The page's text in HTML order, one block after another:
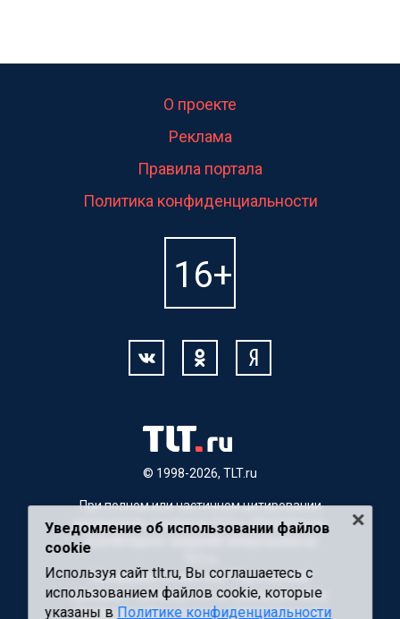
© 1998-2026, TLT.ru
О проекте
Реклама
Правила портала
Политика конфиденциальности
При полном или частичном цитировании
материалов, ссылка на TLT.ru обязательна.
Для Интернет-изданий гиперссылка на
Материалы с пометкой "Партнерский
материал" публикуются на правах рекламы.
Редакция сайта не несет ответственности
Уведомление об использовании файлов
cookie
Используя сайт tlt.ru, Вы соглашаетесь с
использованием файлов cookie, которые
указаны в Политике конфиденциальности